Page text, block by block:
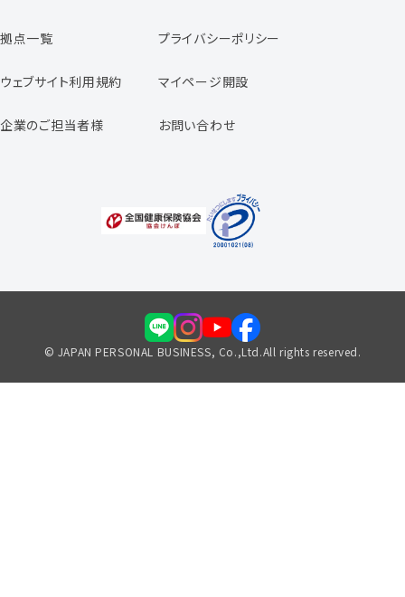
スタッフの声
専任コンサルタントの声
福利厚生のご案内
拠点一覧 プライバシーポリシー
ウェブサイト利用規約 マイページ開設
企業のご担当者様 お問い合わせ
© JAPAN PERSONAL BUSINESS, Co.,Ltd.All rights reserved.